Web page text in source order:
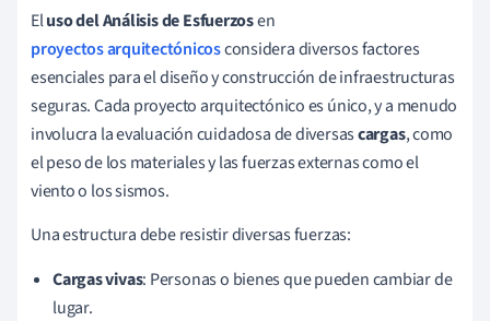
Eluso del Análisis de Esfuerzosen
proyectos arquitectónicosconsidera diversos factores
esenciales para el diseño y construcción de infraestructuras
seguras. Cada proyecto arquitectónico es único, y a menudo
involucra la evaluación cuidadosa de diversascargas, como
el peso de los materiales y las fuerzas externas como el
viento o los sismos.
Una estructura debe resistir diversas fuerzas:
Cargas vivas: Personas o bienes que pueden cambiar de
lugar.